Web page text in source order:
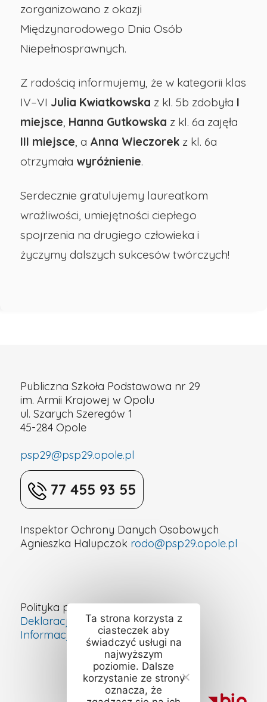
Publiczna
Szkoła
Podstawowa
nr
29
w
Opolu
zorganizowano z okazji
Międzynarodowego Dnia Osób
Niepełnosprawnych.
Z radością informujemy, że w kategorii klas
IV–VI Julia Kwiatkowska z kl. 5b zdobyła I
miejsce, Hanna Gutkowska z kl. 6a zajęła
III miejsce, a Anna Wieczorek z kl. 6a
otrzymała wyróżnienie.
Serdecznie gratulujemy laureatkom
wrażliwości, umiejętności ciepłego
spojrzenia na drugiego człowieka i
życzymy dalszych sukcesów twórczych!
Publiczna Szkoła Podstawowa nr 29
im. Armii Krajowej w Opolu
ul. Szarych Szeregów 1
45-284 Opole
psp29@psp29.opole.pl
77 455 93 55
Inspektor Ochrony Danych Osobowych
Agnieszka Halupczok rodo@psp29.opole.pl
Polityka prywatności
Deklaracja dostępności cyfrowej
Informacje o szkole – ETR
Ta strona korzysta z
ciasteczek aby
świadczyć usługi na
najwyższym
poziomie. Dalsze
korzystanie ze strony
oznacza, że